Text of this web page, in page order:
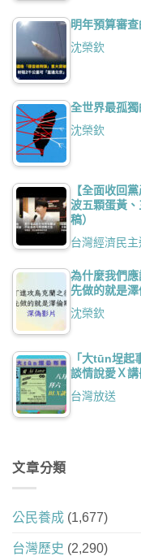
明年預算審
沈榮欽
全世界最孤
沈榮欽
【全面收回
波五顆蛋黃
稿）
台灣經濟民
為什麼我們
先做的就是
沈榮欽
「大tūn埕
談情說愛Ｘ講
台灣放送
文章分類
公民養成 (1,677)
台灣歷史 (2,290)